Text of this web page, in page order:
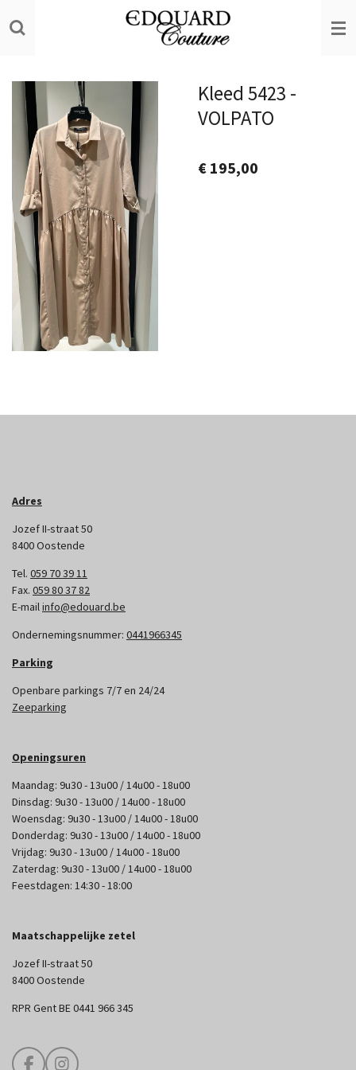
direct
hoofdinhoud
Kleed 5423 -
VOLPATO
€ 195,00
Adres
Jozef II-straat 50
8400 Oostende
Tel. 059 70 39 11
Fax. 059 80 37 82
E-mailinfo@edouard.be
Ondernemingsnummer: 0441966345
Parking
Openbare parkings 7/7 en 24/24
Zeeparking
Openingsuren
Maandag: 9u30 - 13u00 / 14u00 - 18u00
Dinsdag: 9u30 - 13u00 / 14u00 - 18u00
Woensdag: 9u30 - 13u00 / 14u00 - 18u00
Donderdag: 9u30 - 13u00 / 14u00 - 18u00
Vrijdag: 9u30 - 13u00 / 14u00 - 18u00
Zaterdag: 9u30 - 13u00 / 14u00 - 18u00
Feestdagen: 14:30 - 18:00
Maatschappelijke zetel
Jozef II-straat 50
8400 Oostende
RPR Gent BE 0441 966 345